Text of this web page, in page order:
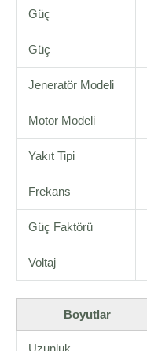
Güç
Güç
Jeneratör Modeli
Motor Modeli
Yakıt Tipi
Frekans
Güç Faktörü
Voltaj
Boyutlar